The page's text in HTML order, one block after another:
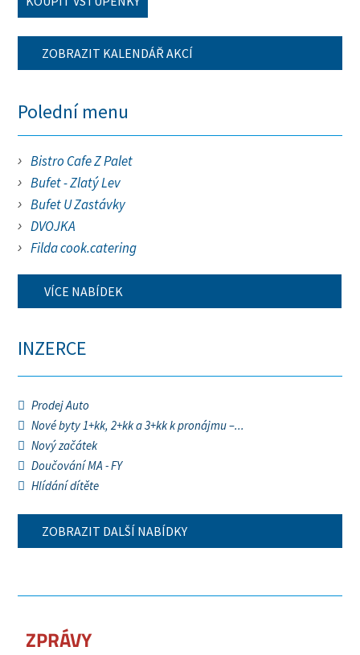
ZOBRAZIT KALENDÁŘ AKCÍ
Polední menu
Bistro Cafe Z Palet
Bufet - Zlatý Lev
Bufet U Zastávky
DVOJKA
Filda cook.catering
VÍCE NABÍDEK
INZERCE
Prodej Auto
Nové byty 1+kk, 2+kk a 3+kk k pronájmu –...
Nový začátek
Doučování MA - FY
Hlídání dítěte
ZOBRAZIT DALŠÍ NABÍDKY
ZPRÁVY